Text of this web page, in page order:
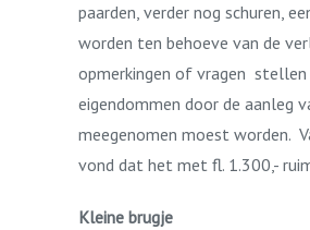
paarden, verder nog schuren,
worden ten behoeve van de
opmerkingen of vragen stellen
eigendommen door de aanleg
meegenomen moest worden.
vond dat het met fl. 1.300,-
Kleine brugje